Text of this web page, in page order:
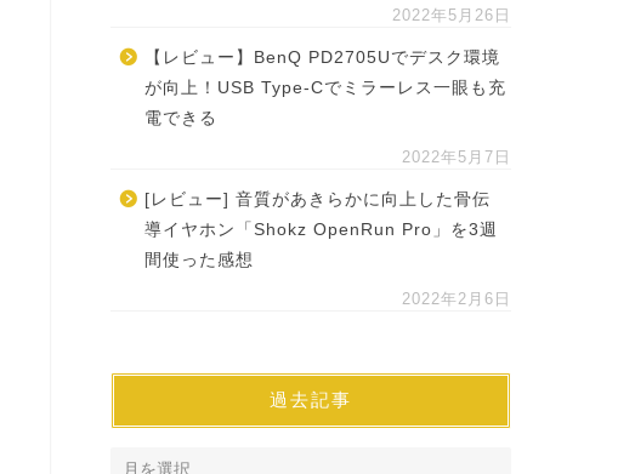
2022年5月26日
【レビュー】BenQ PD2705Uでデスク環境
が向上！USB Type-Cでミラーレス一眼も充
電できる
2022年5月7日
[レビュー] 音質があきらかに向上した骨伝
導イヤホン「Shokz OpenRun Pro」を3週
間使った感想
2022年2月6日
過去記事